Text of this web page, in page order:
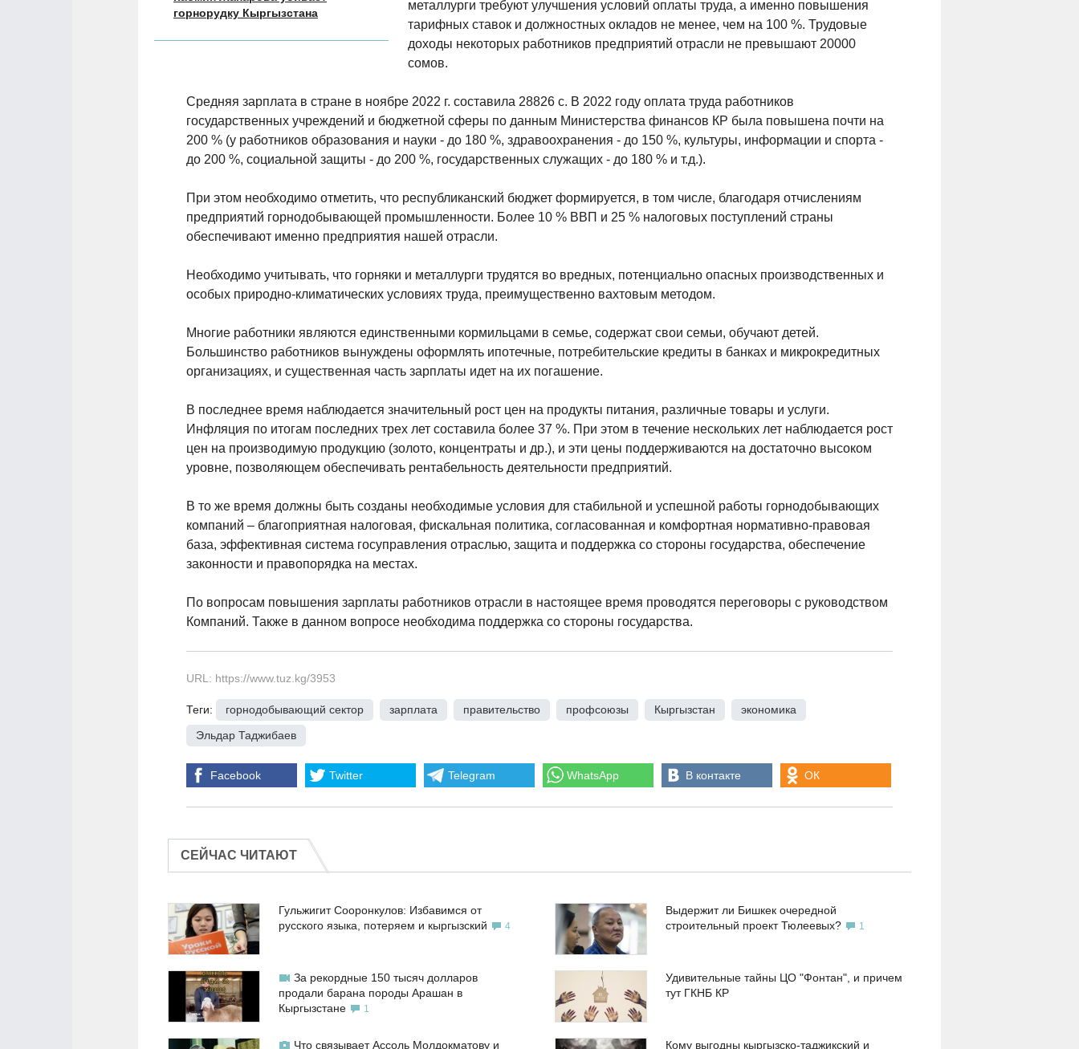
горнорудку Кыргызстана
металлурги требуют улучшения условий оплаты труда, а именно повышения
тарифных ставок и должностных окладов не менее, чем на 100 %. Трудовые
доходы некоторых работников предприятий отрасли не превышают 20000
сомов.
Средняя зарплата в стране в ноябре 2022 г. составила 28826 с. В 2022 году оплата труда работников
государственных учреждений и бюджетной сферы по данным Министерства финансов КР была повышена почти на
200 % (у работников образования и науки - до 180 %, здравоохранения - до 150 %, культуры, информации и спорта -
до 200 %, социальной защиты - до 200 %, государственных служащих - до 180 % и т.д.).
При этом необходимо отметить, что республиканский бюджет формируется, в том числе, благодаря отчислениям
предприятий горнодобывающей промышленности. Более 10 % ВВП и 25 % налоговых поступлений страны
обеспечивают именно предприятия нашей отрасли.
Необходимо учитывать, что горняки и металлурги трудятся во вредных, потенциально опасных производственных и
особых природно-климатических условиях труда, преимущественно вахтовым методом.
Многие работники являются единственными кормильцами в семье, содержат свои семьи, обучают детей.
Большинство работников вынуждены оформлять ипотечные, потребительские кредиты в банках и микрокредитных
организациях, и существенная часть зарплаты идет на их погашение.
В последнее время наблюдается значительный рост цен на продукты питания, различные товары и услуги.
Инфляция по итогам последних трех лет составила более 37 %. При этом в течение нескольких лет наблюдается рост
цен на производимую продукцию (золото, концентраты и др.), и эти цены поддерживаются на достаточно высоком
уровне, позволяющем обеспечивать рентабельность деятельности предприятий.
В то же время должны быть созданы необходимые условия для стабильной и успешной работы горнодобывающих
компаний – благоприятная налоговая, фискальная политика, согласованная и комфортная нормативно-правовая
база, эффективная система госуправления отраслью, защита и поддержка со стороны государства, обеспечение
законности и правопорядка на местах.
По вопросам повышения зарплаты работников отрасли в настоящее время проводятся переговоры с руководством
Компаний. Также в данном вопросе необходима поддержка со стороны государства.
URL: https://www.tuz.kg/3953
Теги: горнодобывающий сектор зарплата правительство профсоюзы Кыргызстан экономика
Эльдар Таджибаев
Facebook Twitter Telegram WhatsApp В контакте ОК
СЕЙЧАС ЧИТАЮТ
Гульжигит Сооронкулов: Избавимся от
русского языка, потеряем и кыргызский
4
Выдержит ли Бишкек очередной
строительный проект Тюлеевых?
1
За рекордные 150 тысяч долларов
продали барана породы Арашан в
Кыргызстане
1
Удивительные тайны ЦО "Фонтан", и причем
тут ГКНБ КР
Что связывает Ассоль Молдокматову и
Кому выгодны кыргызско-таджикский и